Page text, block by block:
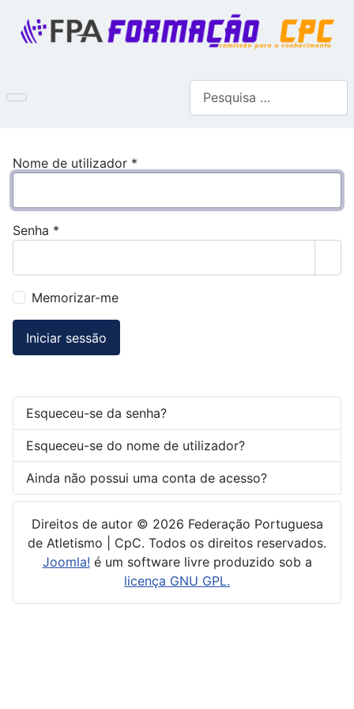
Nome de utilizador *
Senha *
Memorizar-me
Iniciar sessão
Esqueceu-se da senha?
Esqueceu-se do nome de utilizador?
Ainda não possui uma conta de acesso?
Direitos de autor © 2026 Federação Portuguesa
de Atletismo | CpC. Todos os direitos reservados.
Joomla! é um software livre produzido sob a
licença GNU GPL.